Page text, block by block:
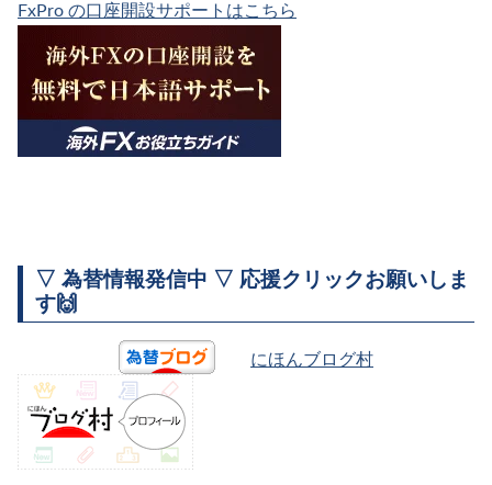
FxPro の口座開設サポートはこちら
▽ 為替情報発信中 ▽ 応援クリックお願いしま
す🙌
にほんブログ村